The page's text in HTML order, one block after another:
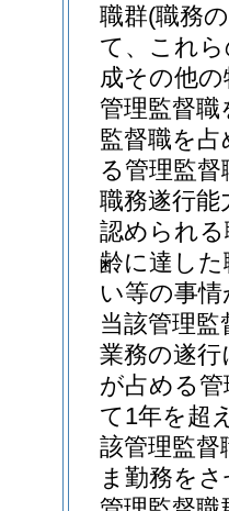
職群(職務
て、これ
成その他
管理監督
監督職を
る管理監
職務遂行
認められる
齢に達し
い等の事
当該管理
業務の遂
が占める
て1年を超
該管理監
ま勤務を